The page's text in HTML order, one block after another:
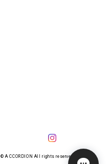
© A CCORDION All rights reserved.